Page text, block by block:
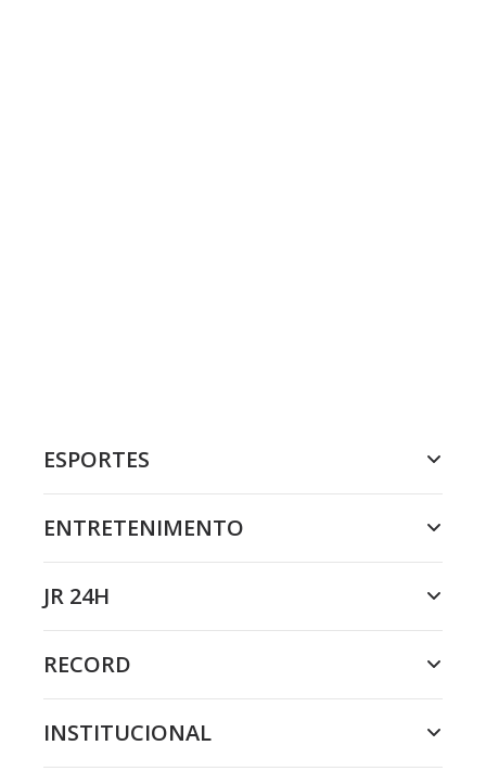
ESPORTES
ENTRETENIMENTO
JR 24H
RECORD
INSTITUCIONAL